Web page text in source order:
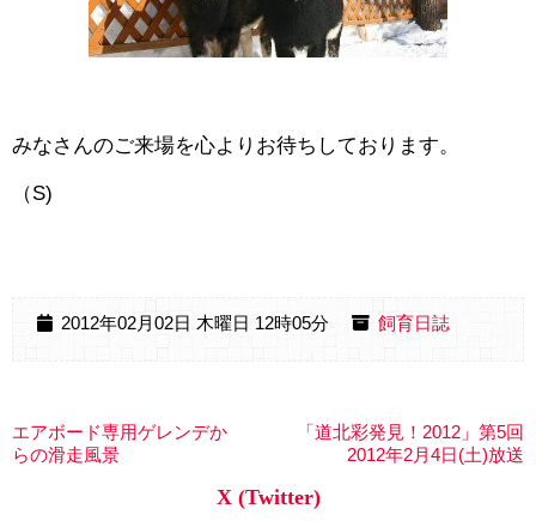
みなさんのご来場を心よりお待ちしております。
（S)
2012年02月02日 木曜日 12時05分 飼育日誌
エアボード専用ゲレンデか
らの滑走風景
「道北彩発見！2012」第5回
2012年2月4日(土)放送
X (Twitter)